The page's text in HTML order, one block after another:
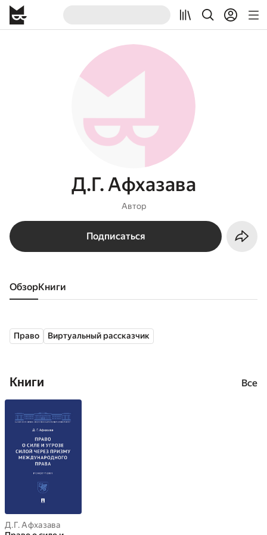
Д.Г. Афхазава
Автор
Подписаться
Обзор книги
Право Виртуальный рассказчик
Книги Все
Д.Г. Афхазава